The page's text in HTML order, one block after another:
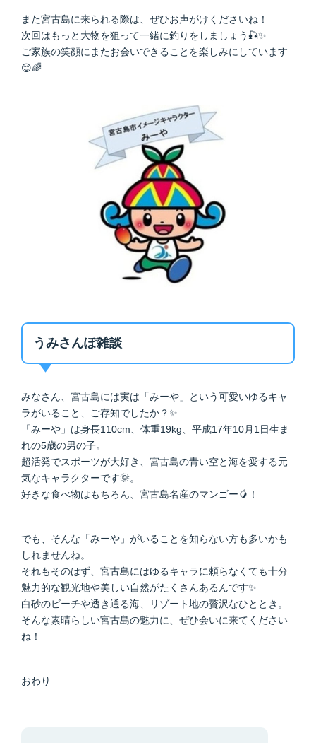
また宮古島に来られる際は、ぜひお声がけくださいね！
次回はもっと大物を狙って一緒に釣りをしましょう🎣✨
ご家族の笑顔にまたお会いできることを楽しみにしています
😊🌈
うみさんぽ雑談
みなさん、宮古島には実は「みーや」という可愛いゆるキャ
ラがいること、ご存知でしたか？✨
「みーや」は身長110cm、体重19kg、平成17年10月1日生ま
れの5歳の男の子。
超活発でスポーツが大好き、宮古島の青い空と海を愛する元
気なキャラクターです🌞。
好きな食べ物はもちろん、宮古島名産のマンゴー🥭！
でも、そんな「みーや」がいることを知らない方も多いかも
しれませんね。
それもそのはず、宮古島にはゆるキャラに頼らなくても十分
魅力的な観光地や美しい自然がたくさんあるんです✨
白砂のビーチや透き通る海、リゾート地の贅沢なひととき。
そんな素晴らしい宮古島の魅力に、ぜひ会いに来てください
ね！
おわり